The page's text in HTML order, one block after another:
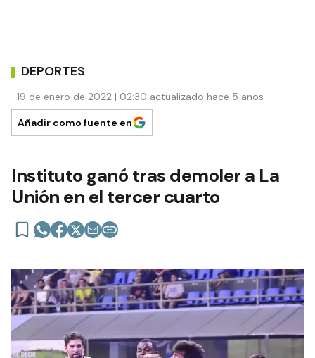
DEPORTES
19 de enero de 2022 | 02:30 actualizado hace 5 años
Añadir como fuente en
Instituto ganó tras demoler a La
Unión en el tercer cuarto